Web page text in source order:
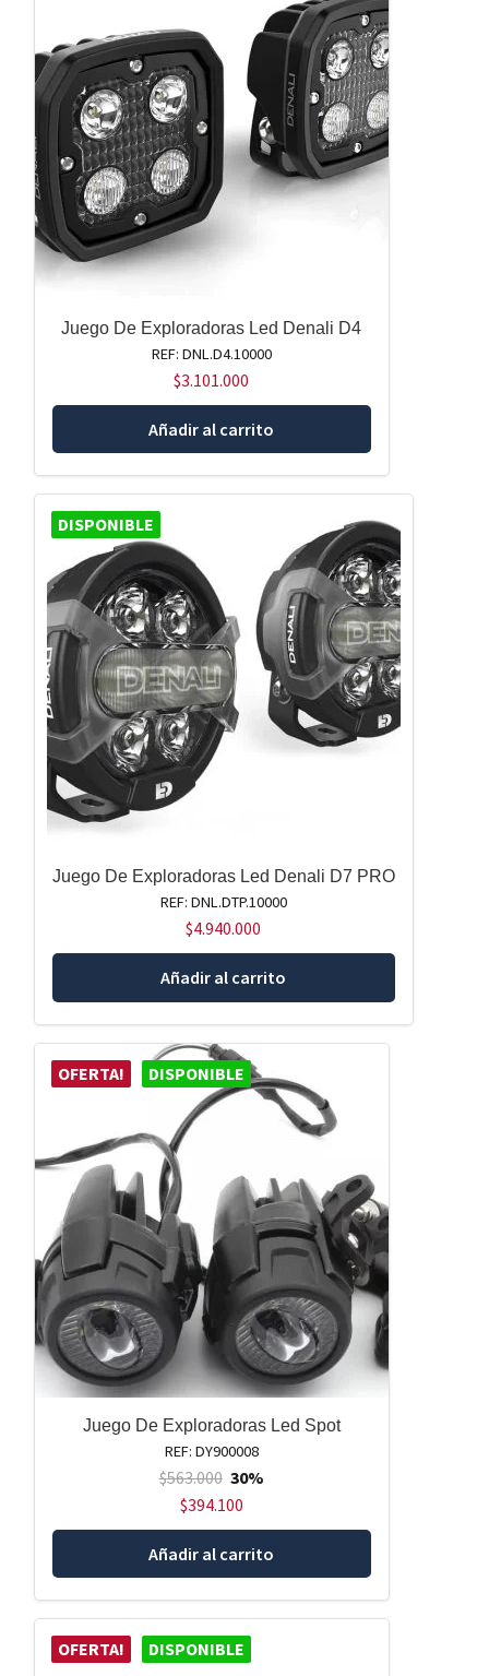
Juego De Exploradoras Led Denali D4
REF: DNL.D4.10000
$3.101.000
Añadir al carrito
DISPONIBLE
Juego De Exploradoras Led Denali D7 PRO
REF: DNL.DTP.10000
$4.940.000
Añadir al carrito
OFERTA! DISPONIBLE
Juego De Exploradoras Led Spot
REF: DY900008
$563.000 30%
$394.100
Añadir al carrito
OFERTA! DISPONIBLE